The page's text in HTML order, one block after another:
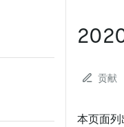
贡献
本页面列